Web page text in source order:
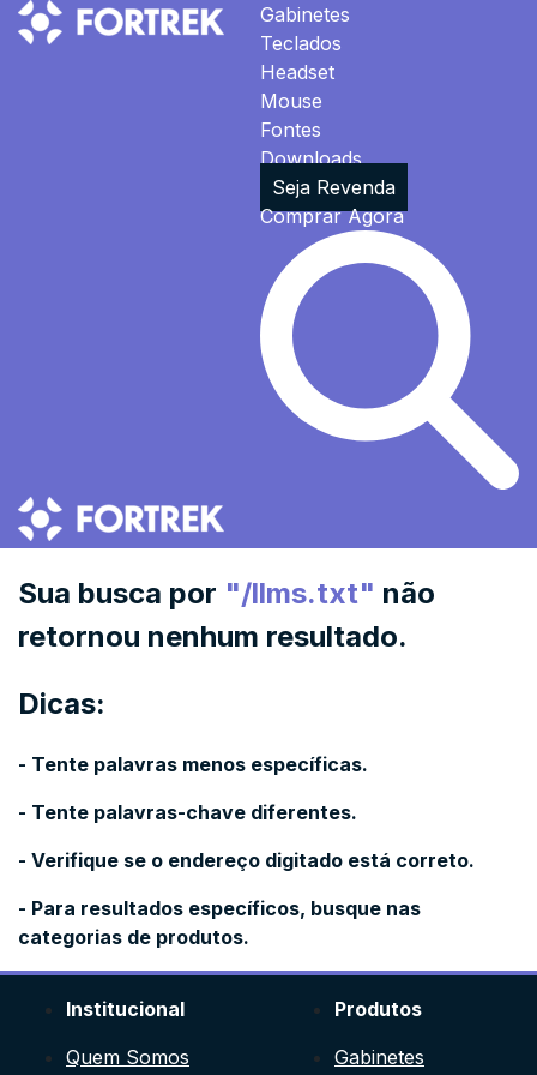
Gabinetes
Teclados
Headset
Mouse
Fontes
Downloads
Seja Revenda
Comprar Agora
Sua busca por "/llms.txt" não
retornou nenhum resultado.
Dicas:
- Tente palavras menos específicas.
- Tente palavras-chave diferentes.
- Verifique se o endereço digitado está correto.
- Para resultados específicos, busque nas
categorias de produtos.
Institucional
Quem Somos
Produtos
Gabinetes